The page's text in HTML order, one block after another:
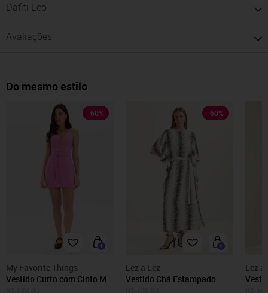
Dafiti Eco
Avaliações
Do mesmo estilo
-60%
My Favorite Things
Vestido Curto com Cinto My
-60%
Lez a Lez
Vestido Chá Estampado
Lez a